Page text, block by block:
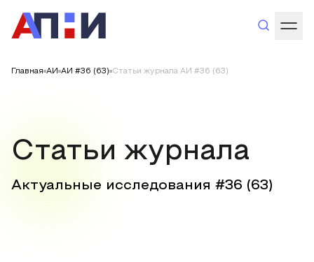
Главная АИ АИ #36 (63) Статьи журнала АИ #36 (63)
Статьи журнала
Актуальные исследования #36 (63)